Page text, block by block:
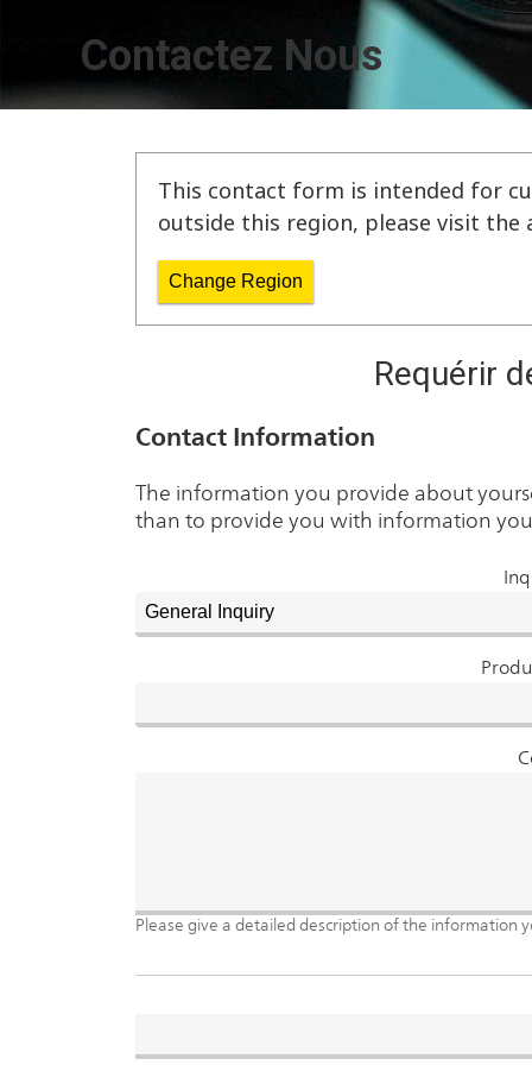
Contactez Nous
This contact form is intended for
outside this region, please visit
Change Region
Requérir